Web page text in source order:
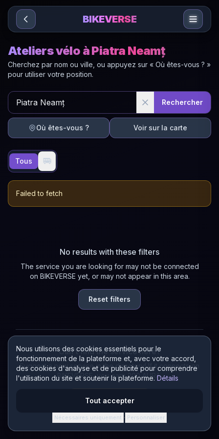
Sari la conținut
Nous utilisons des cookies essentiels pour le
fonctionnement de la plateforme et, avec votre accord,
des cookies d'analyse et de publicité pour comprendre
l'utilisation du site et soutenir la plateforme. Détails
Tout accepter
Nécessaires uniquement · Personnaliser
BIKEVERSE
Ateliers vélo à Piatra Neamț
Cherchez par nom ou ville, ou appuyez sur « Où êtes-vous ? »
pour utiliser votre position.
Rechercher
Où êtes-vous ? Voir sur la carte
Tous 🚐
Failed to fetch
No results with these filters
The service you are looking for may not be connected
on BIKEVERSE yet, or may not appear in this area.
Reset filters
Can't find the service here?
Suggest a new service in the directory! If it connects on
BIKEVERSE, you earn 200 AURA.
Suggest a service